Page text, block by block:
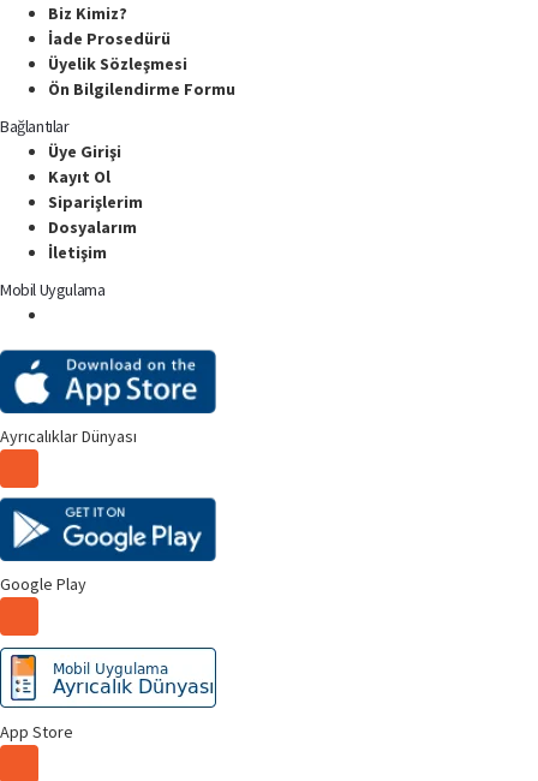
Biz Kimiz?
İade Prosedürü
Üyelik Sözleşmesi
Ön Bilgilendirme Formu
Bağlantılar
Üye Girişi
Kayıt Ol
Siparişlerim
Dosyalarım
İletişim
Mobil Uygulama
Ayrıcalıklar Dünyası
Google Play
App Store